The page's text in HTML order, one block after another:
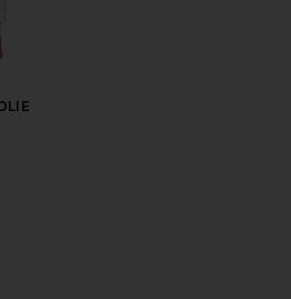
HARLOW